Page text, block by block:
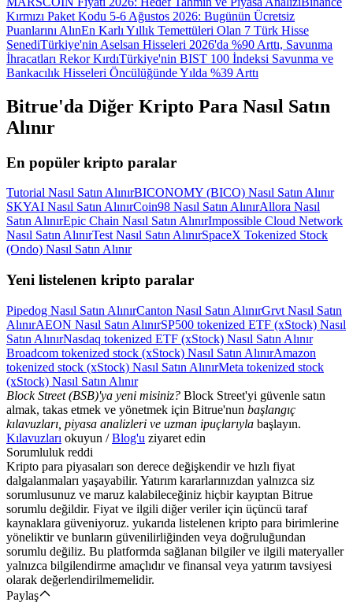
Kırmızı Paket Kodu 5-6 Ağustos 2026: Bugünün Ücretsiz
Puanlarını AlınEn Karlı Yıllık Temettüleri Olan 7 Türk Hisse
SenediTürkiye'nin Aselsan Hisseleri 2026'da %90 Arttı, Savunma
İhracatları Rekor KırdıTürkiye'nin BIST 100 İndeksi Savunma ve
Bankacılık Hisseleri Öncülüğünde Yılda %39 Arttı
Bitrue'da Diğer Kripto Para Nasıl Satın
Alınır
En popüler kripto paralar
Tutorial Nasıl Satın AlınırBICONOMY (BICO) Nasıl Satın Alınır
SKYAI Nasıl Satın AlınırCoin98 Nasıl Satın AlınırAllora Nasıl
Satın AlınırEpic Chain Nasıl Satın AlınırImpossible Cloud Network
Nasıl Satın AlınırTest Nasıl Satın AlınırSpaceX Tokenized Stock
(Ondo) Nasıl Satın Alınır
Yeni listelenen kripto paralar
Pipedog Nasıl Satın AlınırCanton Nasıl Satın AlınırGrvt Nasıl Satın
AlınırAEON Nasıl Satın AlınırSP500 tokenized ETF (xStock) Nasıl
Satın AlınırNasdaq tokenized ETF (xStock) Nasıl Satın Alınır
Broadcom tokenized stock (xStock) Nasıl Satın AlınırAmazon
tokenized stock (xStock) Nasıl Satın AlınırMeta tokenized stock
(xStock) Nasıl Satın Alınır
Block Street (BSB)'ya yeni misiniz? Block Street'yi güvenle satın
almak, takas etmek ve yönetmek için Bitrue'nun başlangıç
kılavuzları, piyasa analizleri ve uzman ipuçlarıyla başlayın.
Kılavuzları okuyun /Blog'u ziyaret edin
Sorumluluk reddi
Kripto para piyasaları son derece değişkendir ve hızlı fiyat
dalgalanmaları yaşayabilir. Yatırım kararlarınızdan yalnızca siz
sorumlusunuz ve maruz kalabileceğiniz hiçbir kayıptan Bitrue
sorumlu değildir. Fiyat ve ilgili diğer veriler için üçüncü taraf
kaynaklara güveniyoruz. yukarıda listelenen kripto para birimlerine
yöneliktir ve bunların güvenilirliğinden veya doğruluğundan
sorumlu değiliz. Bu platformda sağlanan bilgiler ve ilgili materyaller
yalnızca bilgilendirme amaçlıdır ve finansal veya yatırım tavsiyesi
olarak değerlendirilmemelidir.
Paylaş